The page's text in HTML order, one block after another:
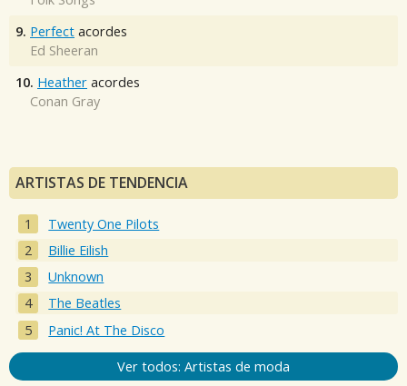
9. Perfect acordes
Ed Sheeran
10. Heather acordes
Conan Gray
ARTISTAS DE TENDENCIA
Twenty One Pilots
Billie Eilish
Unknown
The Beatles
Panic! At The Disco
Ver todos: Artistas de moda